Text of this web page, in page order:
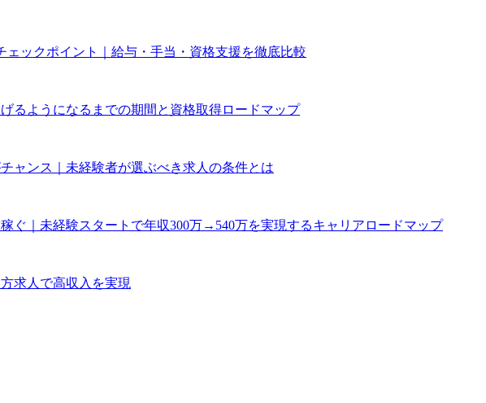
ェックポイント｜給与・手当・資格支援を徹底比較
るようになるまでの期間と資格取得ロードマップ
ャンス｜未経験者が選ぶべき求人の条件とは
稼ぐ｜未経験スタートで年収300万→540万を実現するキャリアロードマップ
求人で高収入を実現